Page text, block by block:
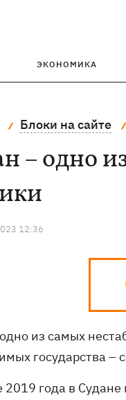
ЭКОНОМИКА
Блоки на сайте
– одно
12:36
из самых
государства
2019 года в Судане